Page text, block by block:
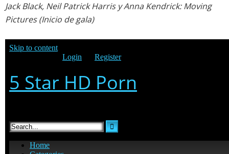
Jack Black, Neil Patrick HarrisyAnna Kendrick: Moving
Pictures (Inicio de gala)